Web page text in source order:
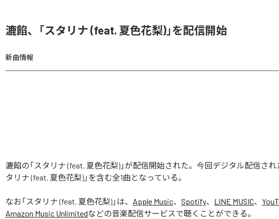
漉餡、「スタリナ (feat. 夏色花梨)」を配信開始
新曲情報
漉餡の「スタリナ (feat. 夏色花梨)」が配信開始された。今回デジタル配信され
タリナ (feat. 夏色花梨)」を含む全1曲となっている。
なお「スタリナ (feat. 夏色花梨) 」は、 Apple Music、 Spotify、 LINE MUSIC、
Amazon Music Unlimitedなどの音楽配信サービスで聴くことができる。